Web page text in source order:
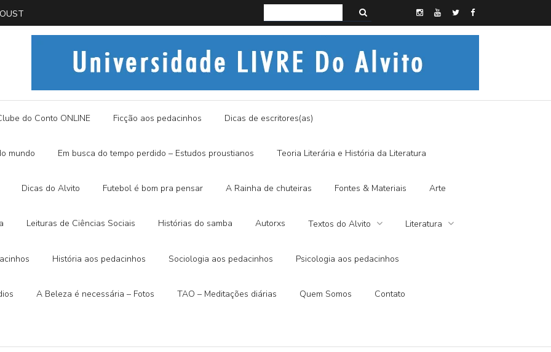
Histórias do Alvito – A FRALDA DE PANO E A DITADURA DIGITAL
do Conto ONLINE Ficção aos pedacinhos Dicas de escritores(as)
mundo Em busca do tempo perdido – Estudos proustianos Teoria Literária e História da Literatura
Dicas do Alvito Futebol é bom pra pensar A Rainha de chuteiras Fontes & Materiais Arte
Leituras de Ciências Sociais Histórias do samba Autorxs Textos do Alvito Literatura
História aos pedacinhos Sociologia aos pedacinhos Psicologia aos pedacinhos
A Beleza é necessária – Fotos TAO – Meditações diárias Quem Somos Contato